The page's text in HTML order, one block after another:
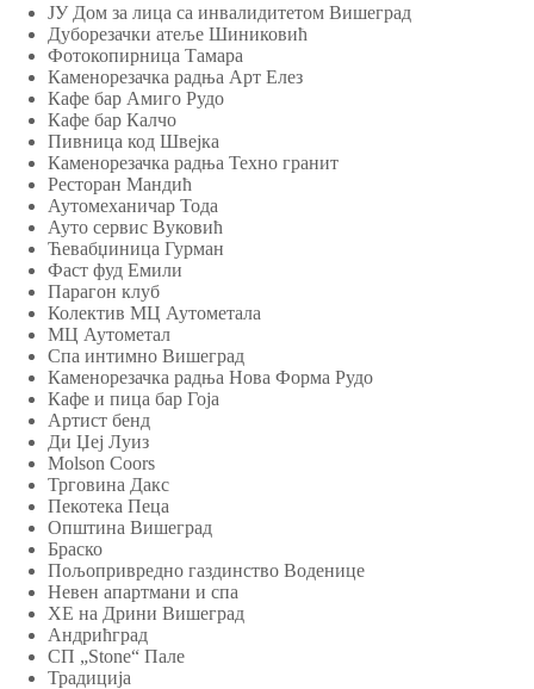
ЈУ Дом за лица са инвалидитетом Вишеград
Дуборезачки атеље Шиниковић
Фотокопирница Тамара
Каменорезачка радња Арт Елез
Кафе бар Амиго Рудо
Кафе бар Калчо
Пивница код Швејка
Каменорезачка радња Техно гранит
Ресторан Мандић
Аутомеханичар Тода
Ауто сервис Вуковић
Ћевабџиница Гурман
Фаст фуд Емили
Парагон клуб
Колектив МЦ Аутометала
МЦ Аутометал
Спа интимно Вишеград
Каменорезачка радња Нова Форма Рудо
Кафе и пица бар Гоја
Артист бенд
Ди Џеј Луиз
Molson Coors
Трговина Дакс
Пекотека Пеца
Општина Вишеград
Браско
Пољопривредно газдинство Воденице
Невен апартмани и спа
ХЕ на Дрини Вишеград
Андрићград
СП „Stone“ Пале
Традиција